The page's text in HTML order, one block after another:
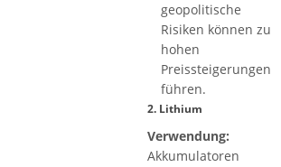
geopolitische
Risiken können zu
hohen
Preissteigerungen
führen.
2. Lithium
Verwendung:
Akkumulatoren